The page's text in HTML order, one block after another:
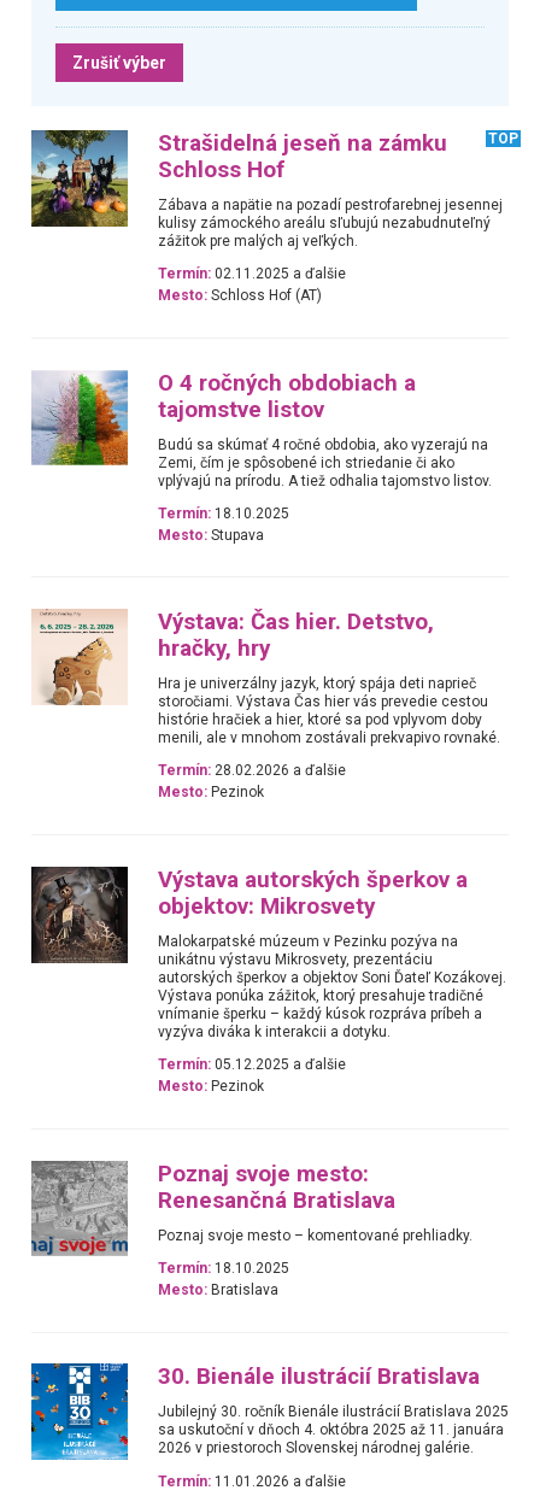
Zrušiť výber
Strašidelná jeseň na zámku
Schloss Hof
TOP
Zábava a napätie na pozadí pestrofarebnej jesennej
kulisy zámockého areálu sľubujú nezabudnuteľný
zážitok pre malých aj veľkých.
Termín: 02.11.2025 a ďalšie
Mesto: Schloss Hof (AT)
O 4 ročných obdobiach a
tajomstve listov
Budú sa skúmať 4 ročné obdobia, ako vyzerajú na
Zemi, čím je spôsobené ich striedanie či ako
vplývajú na prírodu. A tiež odhalia tajomstvo listov.
Termín: 18.10.2025
Mesto: Stupava
Výstava: Čas hier. Detstvo,
hračky, hry
Hra je univerzálny jazyk, ktorý spája deti naprieč
storočiami. Výstava Čas hier vás prevedie cestou
histórie hračiek a hier, ktoré sa pod vplyvom doby
menili, ale v mnohom zostávali prekvapivo rovnaké.
Termín: 28.02.2026 a ďalšie
Mesto: Pezinok
Výstava autorských šperkov a
objektov: Mikrosvety
Malokarpatské múzeum v Pezinku pozýva na
unikátnu výstavu Mikrosvety, prezentáciu
autorských šperkov a objektov Soni Ďateľ Kozákovej.
Výstava ponúka zážitok, ktorý presahuje tradičné
vnímanie šperku – každý kúsok rozpráva príbeh a
vyzýva diváka k interakcii a dotyku.
Termín: 05.12.2025 a ďalšie
Mesto: Pezinok
Poznaj svoje mesto:
Renesančná Bratislava
Poznaj svoje mesto – komentované prehliadky.
Termín: 18.10.2025
Mesto: Bratislava
30. Bienále ilustrácií Bratislava
Jubilejný 30. ročník Bienále ilustrácií Bratislava 2025
sa uskutoční v dňoch 4. októbra 2025 až 11. januára
2026 v priestoroch Slovenskej národnej galérie.
Termín: 11.01.2026 a ďalšie